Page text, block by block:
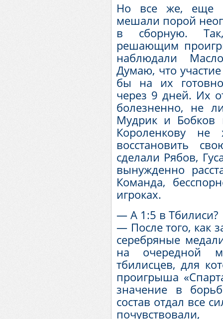
Но все же, еще
мешали порой
в сборную.
решающим
наблюдали
Думаю, что
бы на их
через 9 дней. Их
болезненно, не
Мудрик и Бобков
Короленкову не
восстановить
сделали Рябов,
вынужденно
Команда,
игроках.
— А 1:5 в Тбилиси?
— После того, как
серебряные
на очередной
тбилисцев, для
проигрыша
значение в
состав отдал все